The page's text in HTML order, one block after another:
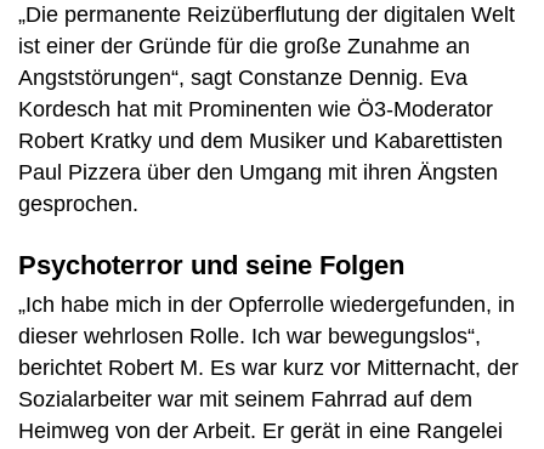
„Die permanente Reizüberflutung der digitalen Welt
ist einer der Gründe für die große Zunahme an
Angststörungen“, sagt Constanze Dennig. Eva
Kordesch hat mit Prominenten wie Ö3-Moderator
Robert Kratky und dem Musiker und Kabarettisten
Paul Pizzera über den Umgang mit ihren Ängsten
gesprochen.
Psychoterror und seine Folgen
„Ich habe mich in der Opferrolle wiedergefunden, in
dieser wehrlosen Rolle. Ich war bewegungslos“,
berichtet Robert M. Es war kurz vor Mitternacht, der
Sozialarbeiter war mit seinem Fahrrad auf dem
Heimweg von der Arbeit. Er gerät in eine Rangelei